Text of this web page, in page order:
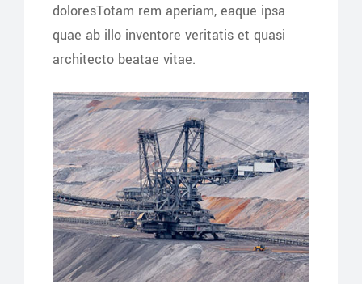
doloresTotam rem aperiam, eaque ipsa
quae ab illo inventore veritatis et quasi
architecto beatae vitae.